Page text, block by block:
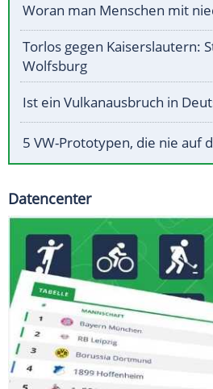
Woran man Menschen mit
Torlos gegen Kaiserslautern:
Wolfsburg
Ist ein Vulkanausbruch in
5 VW-Prototypen, die nie auf
Datencenter